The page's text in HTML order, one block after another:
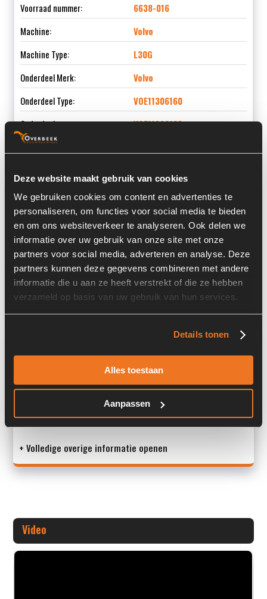
Deze website maakt gebruik van cookies
We gebruiken cookies om content en advertenties te
personaliseren, om functies voor social media te bieden
en om ons websiteverkeer te analyseren. Ook delen we
informatie over uw gebruik van onze site met onze
partners voor social media, adverteren en analyse. Deze
partners kunnen deze gegevens combineren met andere
informatie die u aan ze heeft verstrekt of die ze hebben
verzameld op basis van uw gebruik van hun services.
Details tonen
Alles toestaan
Aanpassen
Voorraad nummer:
6638-016
Machine:
Volvo
Machine Type:
L30G
Onderdeel Merk:
Volvo
Onderdeel Type:
VOE11306160
Onderdeel nummer:
VOE11306160
Locatie:
4A12Q
Past op de volgende machines:
Volvo L 30 G
Land:
Nederland
Serienummer:
PA1601948/002
Stock number: 6638-016
Type 1: VOE11306160
S/N: PA16019
+ Volledige overige informatie openen
Video